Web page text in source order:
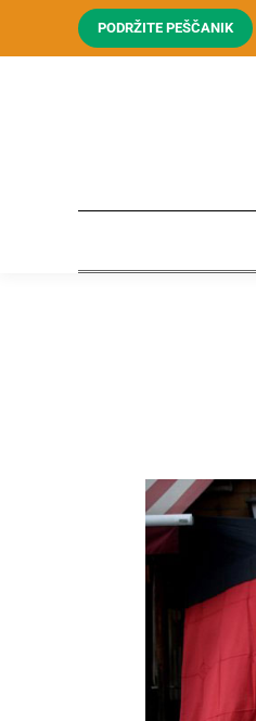
PODRŽITE PEŠČANIK